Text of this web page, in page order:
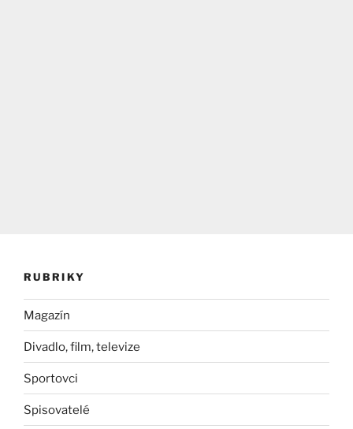
RUBRIKY
Magazín
Divadlo, film, televize
Sportovci
Spisovatelé